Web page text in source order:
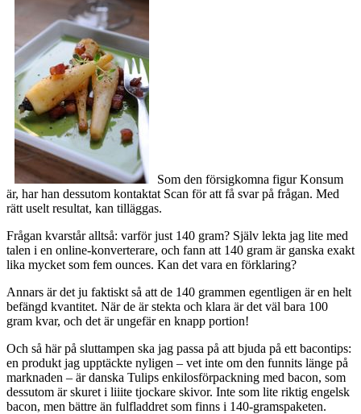
Som den försigkomna figur Konsum
är, har han dessutom kontaktat Scan för att få svar på frågan. Med
rätt uselt resultat, kan tilläggas.
Frågan kvarstår alltså: varför just 140 gram? Själv lekta jag lite med
talen i en online-konverterare, och fann att 140 gram är ganska exakt
lika mycket som fem ounces. Kan det vara en förklaring?
Annars är det ju faktiskt så att de 140 grammen egentligen är en helt
befängd kvantitet. När de är stekta och klara är det väl bara 100
gram kvar, och det är ungefär en knapp portion!
Och så här på sluttampen ska jag passa på att bjuda på ett bacontips:
en produkt jag upptäckte nyligen – vet inte om den funnits länge på
marknaden – är danska Tulips enkilosförpackning med bacon, som
dessutom är skuret i liiite tjockare skivor. Inte som lite riktig engelsk
bacon, men bättre än fulfladdret som finns i 140-gramspaketen.